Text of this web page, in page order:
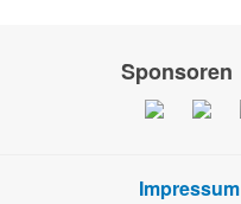
Sponsoren
Impressum